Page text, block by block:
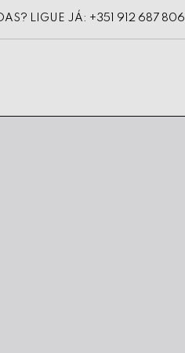
LIGUE JÁ: +351 912 687 806